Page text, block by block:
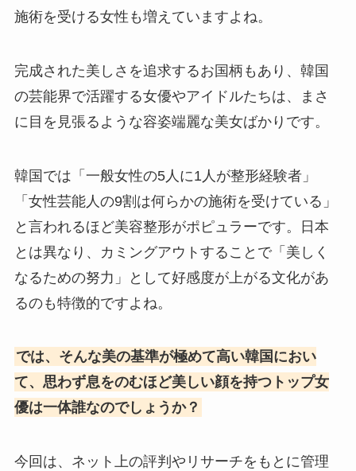
施術を受ける女性も増えていますよね。
完成された美しさを追求するお国柄もあり、韓国
の芸能界で活躍する女優やアイドルたちは、まさ
に目を見張るような容姿端麗な美女ばかりです。
韓国では「一般女性の5人に1人が整形経験者」
「女性芸能人の9割は何らかの施術を受けている」
と言われるほど美容整形がポピュラーです。日本
とは異なり、カミングアウトすることで「美しく
なるための努力」として好感度が上がる文化があ
るのも特徴的ですよね。
では、そんな美の基準が極めて高い韓国におい
て、思わず息をのむほど美しい顔を持つトップ女
優は一体誰なのでしょうか？
今回は、ネット上の評判やリサーチをもとに管理